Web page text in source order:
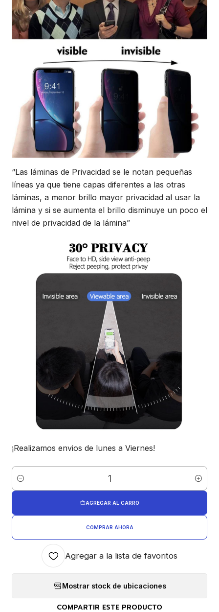
“Las láminas de Privacidad se le notan pequeñas
líneas ya que tiene capas diferentes a las otras
láminas, a menor brillo mayor privacidad al usar la
lámina y si se aumenta el brillo disminuye un poco el
nivel de privacidad de la lámina”
¡Realizamos envios de lunes a Viernes!
Cantidad
AGREGAR AL CARRO
COMPRAR AHORA
Agregar a la lista de favoritos
Mostrar stock de ubicaciones
COMPARTIR ESTE PRODUCTO